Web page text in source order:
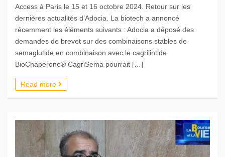
Access à Paris le 15 et 16 octobre 2024. Retour sur les
dernières actualités d’Adocia. La biotech a annoncé
récemment les éléments suivants : Adocia a déposé des
demandes de brevet sur des combinaisons stables de
semaglutide en combinaison avec le cagrilintide
BioChaperone® CagriSema pourrait […]
Read more